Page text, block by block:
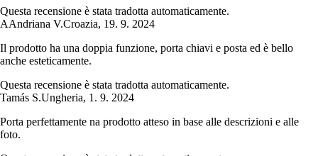
Questa recensione è stata tradotta automaticamente.
AAndriana V.Croazia, 19. 9. 2024
Il prodotto ha una doppia funzione, porta chiavi e posta ed è bello
anche esteticamente.
Questa recensione è stata tradotta automaticamente.
Tamás S.Ungheria, 1. 9. 2024
Porta perfettamente na prodotto atteso in base alle descrizioni e alle
foto.